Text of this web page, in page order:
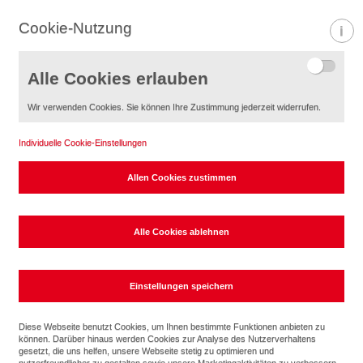
ELCOM.
Elcom – Kommunikation mit Sicherheit
Cookie-Nutzung
Alle Cookies erlauben
Wir verwenden Cookies. Sie können Ihre Zustimmung jederzeit widerrufen.
Individuelle Cookie-Einstellungen
Diese Webseite benutzt Cookies, um Ihnen bestimmte Funktionen anbieten zu
können. Darüber hinaus werden Cookies zur Analyse des Nutzerverhaltens
gesetzt, die uns helfen, unsere Webseite stetig zu optimieren und